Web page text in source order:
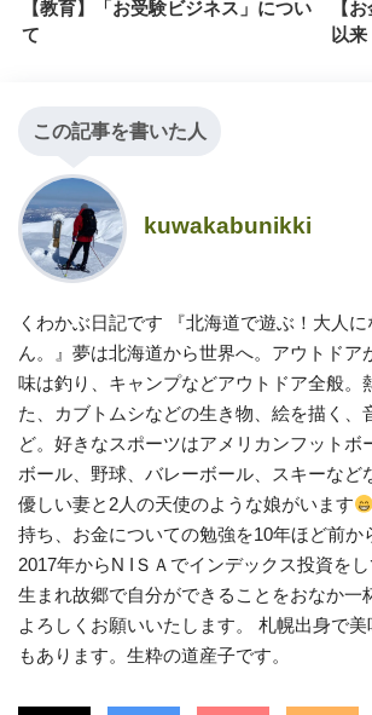
【教育】「お受験ビジネス」につい
て
【
以
この記事を書いた人
kuwakabunikki
くわかぶ日記です 『北海道で遊ぶ！大人に
ん。』夢は北海道から世界へ。アウトドア
味は釣り、キャンプなどアウトドア全般。
た、カブトムシなどの生き物、絵を描く、
ど。好きなスポーツはアメリカンフットボ
ボール、野球、バレーボール、スキーなど
優しい妻と2人の天使のような娘がいます
持ち、お金についての勉強を10年ほど前か
2017年からN IＳＡでインデックス投資を
生まれ故郷で自分ができることをおなか一
よろしくお願いいたします。 札幌出身で美
もあります。生粋の道産子です。